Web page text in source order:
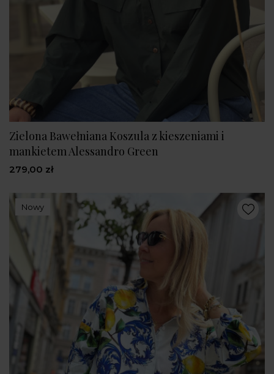
Zielona Bawełniana Koszula z kieszeniami i
mankietem Alessandro Green
279,00 zł
Nowy